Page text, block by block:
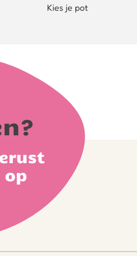
Kies je pot